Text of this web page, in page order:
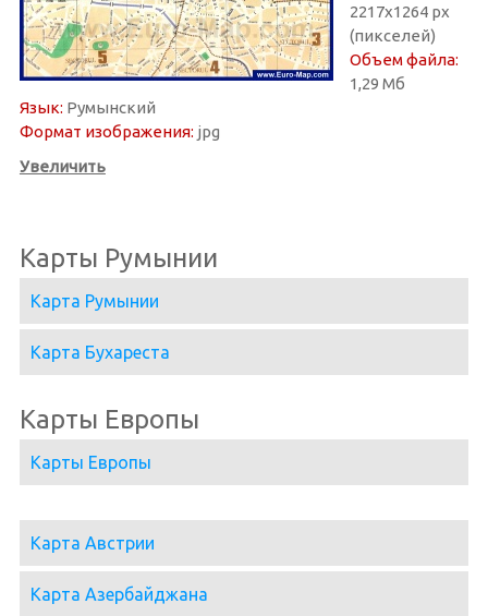
2217х1264 px
(пикселей)
Объем файла:
1,29 Мб
Язык: Румынский
Формат изображения: jpg
Увеличить
Карты Румынии
Карта Румынии
Карта Бухареста
Карты Европы
Карты Европы
Карта Австрии
Карта Азербайджана